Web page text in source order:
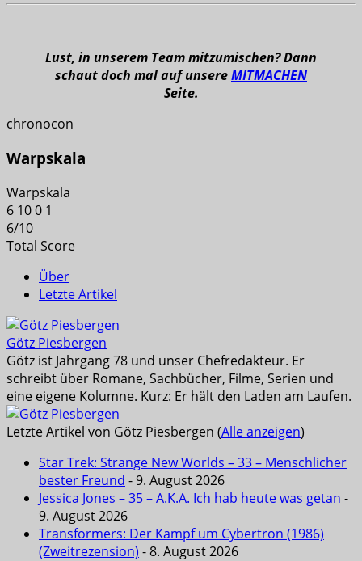
Lust, in unserem Team mitzumischen? Dann
schaut doch mal auf unsereMITMACHEN
Seite.
chronocon
Warpskala
Warpskala
6 100 1
6/10
Total Score
Über
Letzte Artikel
Götz Piesbergen
Götz ist Jahrgang 78 und unser Chefredakteur. Er
schreibt über Romane, Sachbücher, Filme, Serien und
eine eigene Kolumne. Kurz: Er hält den Laden am Laufen.
Letzte Artikel von Götz Piesbergen (Alle anzeigen)
Star Trek: Strange New Worlds – 33 – Menschlicher
bester Freund - 9. August 2026
Jessica Jones – 35 – A.K.A. Ich hab heute was getan -
9. August 2026
Transformers: Der Kampf um Cybertron (1986)
(Zweitrezension) - 8. August 2026